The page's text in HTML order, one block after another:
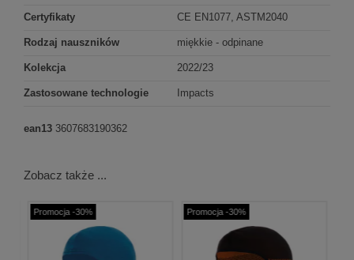
Certyfikaty CE EN1077, ASTM2040
Rodzaj nauszników miękkie - odpinane
Kolekcja 2022/23
Zastosowane technologie Impacts
ean13 3607683190362
Zobacz także ...
Promocja -30% Promocja -30%